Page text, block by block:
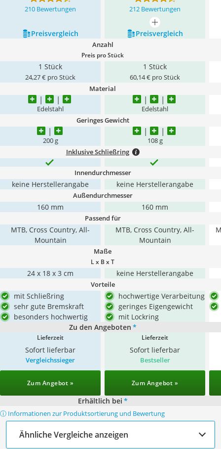
210 Bewertungen 212 Bewertungen
mehr anzeigen
Preis­vergleich
Preis­vergleich
Anzahl
Preis pro Stück
1 Stück
24,27 € pro Stück
1 Stück
60,14 € pro Stück
Material
Edelstahl Edelstahl
Geringes Gewicht
200 g 108 g
Inklusive Schließring
Innendurchmesser
keine Herstellerangabe keine Herstellerangabe
Außendurchmesser
160 mm 160 mm
Passend für
MTB, Cross Country, All-
Mountain
MTB, Cross Country, All-
Mountain
Maße
L x B x T
‎24 x 18 x 3 cm keine Herstellerangabe
Vorteile
mit Schließring
sehr gute Bremskraft
besonders hochwertig
hochwertige Verarbeitung
geringes Eigengewicht
mit Lockring
Zu den Angeboten *
Lieferzeit
Sofort lieferbar
Lieferzeit
Sofort lieferbar
Vergleichssieger
Zum Angebot »
Bestseller
Zum Angebot »
Erhältlich bei *
ⓘ Informationen zur Produktsortierung und Bewertung
Ähnliche Vergleiche anzeigen